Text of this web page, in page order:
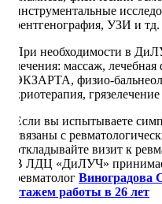
инструментальные
рентгенография, УЗИ и тд.
При необходимости в
лечения: массаж,
ЭКЗАРТА, физио-
криотерапия,
Если вы испытываете
связаны с
откладывайте визит к
В ЛДЦ «ДиЛУЧ»
ревматолог Виноградова
стажем работы в 26 лет